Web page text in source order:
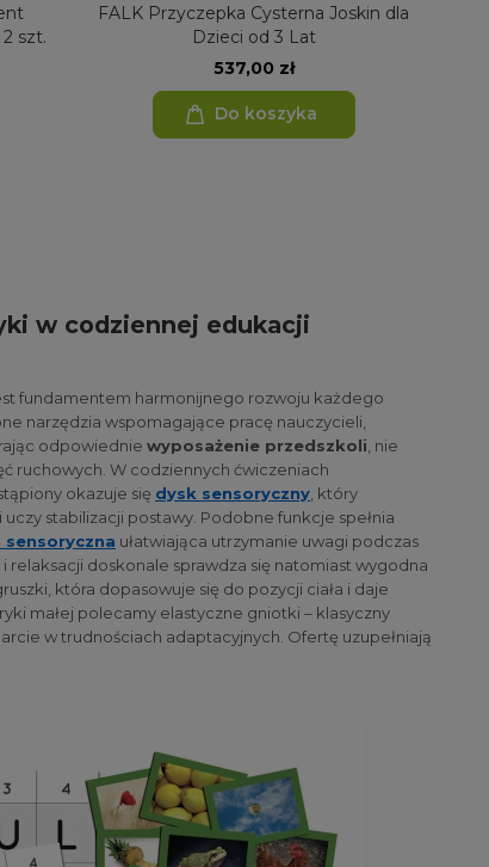
szt.
FALK Przyczepka Cysterna Joskin dla
Dzieci od 3 Lat
537,00 zł
Do koszyka
w codziennej edukacji
fundamentem harmonijnego rozwoju każdego
narzędzia wspomagające pracę nauczycieli,
odpowiednie wyposażenie przedszkoli , nie
ruchowych. W codziennych ćwiczeniach
okazuje się dysk sensoryczny , który
stabilizacji postawy. Podobne funkcje spełnia
ułatwiająca utrzymanie uwagi podczas
relaksacji doskonale sprawdza się natomiast wygodna
która dopasowuje się do pozycji ciała i daje
małej polecamy elastyczne gniotki – klasyczny
w trudnościach adaptacyjnych. Ofertę uzupełniają